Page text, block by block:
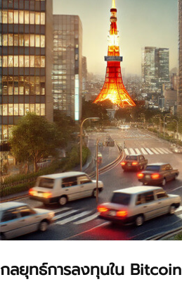
กลยุทธ์การลงทุนใน Bitcoin